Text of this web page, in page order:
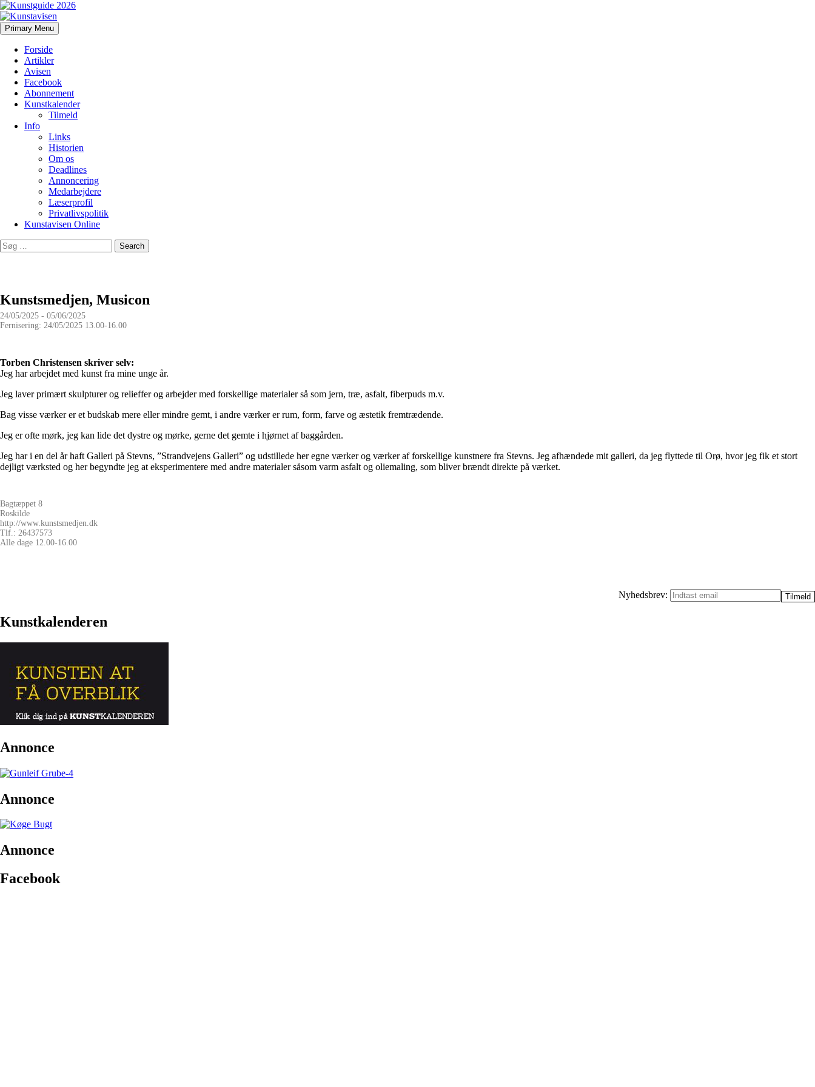
Kunstavisen
Search
Primary Menu Skip
to
Forside
Artikler
Avisen
Facebook
Abonnement
Kunstkalender
Tilmeld
Info
Links
Historien
Om os
Deadlines
Annoncering
Medarbejdere
Læserprofil
Privatlivspolitik
Kunstavisen Online
Search
for:
Kunstsmedjen, Musicon
24/05/2025 - 05/06/2025
Fernisering: 24/05/2025 13.00-16.00
Torben Christensen skriver selv:
Jeg har arbejdet med kunst fra mine unge år.
Jeg laver primært skulpturer og relieffer og arbejder med forskellige materialer så som jern, træ, asfalt, fiberpuds m.v.
Bag visse værker er et budskab mere eller mindre gemt, i andre værker er rum, form, farve og æstetik fremtrædende.
Jeg er ofte mørk, jeg kan lide det dystre og mørke, gerne det gemte i hjørnet af baggården.
Jeg har i en del år haft Galleri på Stevns, ”Strandvejens Galleri” og udstillede her egne værker og værker af forskellige kunstnere fra Stevns. Jeg afhændede mit galleri, da jeg flyttede til Orø, hvor jeg fik et stort
dejligt værksted og her begyndte jeg at eksperimentere med andre materialer såsom varm asfalt og oliemaling, som bliver brændt direkte på værket.
Bagtæppet 8
Roskilde
http://www.kunstsmedjen.dk
Tlf.: 26437573
Alle dage 12.00-16.00
Nyhedsbrev:
Kunstkalenderen
Annonce
Annonce
Annonce
Facebook